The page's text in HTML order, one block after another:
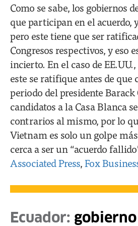
Como se sabe, los gobiernos
que participan en el acuerdo,
pero este tiene que ser
Congresos respectivos, y eso
incierto. En el caso de
este se ratifique antes de que
periodo del presidente Barack
candidatos a la Casa Blanca
contrarios al mismo, por lo
Vietnam es solo un golpe
cerca a ser un “acuerdo
Associated Press,Fox
Ecuador: